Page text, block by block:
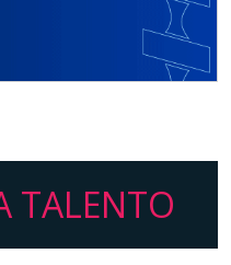
TALENTO